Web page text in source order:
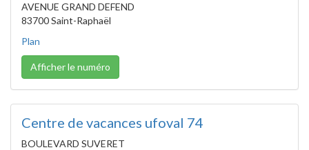
AVENUE GRAND DEFEND
83700 Saint-Raphaël
Plan
Afficher le numéro
Centre de vacances ufoval 74
BOULEVARD SUVERET